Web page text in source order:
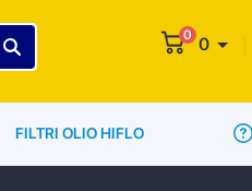
0 0
FILTRI OLIO HIFLO